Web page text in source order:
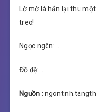
Lờ mờ là hắn lại thu
treo!
Ngọc ngôn: …
Đồ đệ: …
Nguồn :